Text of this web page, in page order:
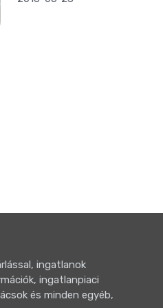
ingatlanok
ingatlanpiaci
és minden egyéb,